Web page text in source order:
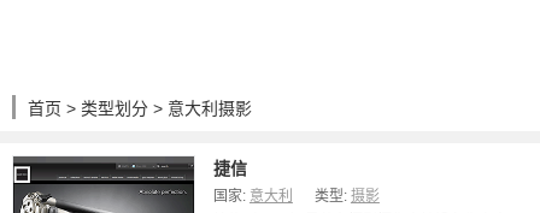
首页 > 类型划分 > 意大利摄影
捷信
国家: 意大利 类型: 摄影